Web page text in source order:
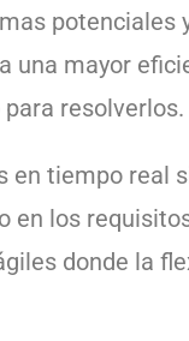
potenciales
una mayor
resolverlos.
en tiempo real
en los
donde la